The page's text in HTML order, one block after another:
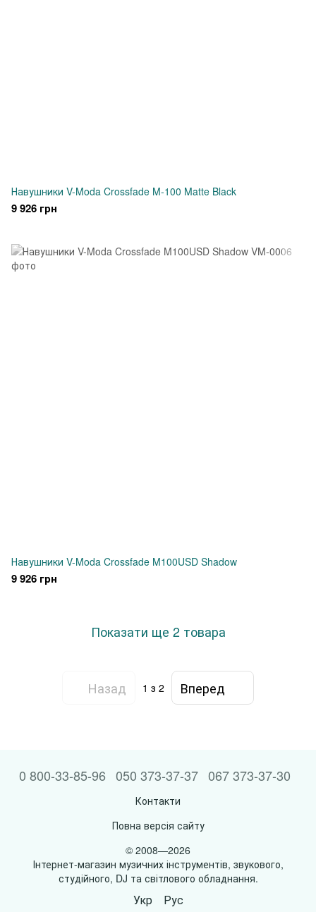
Навушники V-Moda Crossfade M-100 Matte Black
9 926 грн
Навушники V-Moda Crossfade M100USD Shadow
9 926 грн
Показати ще 2 товара
Назад 1 з 2 Вперед
0 800-33-85-96 050 373-37-37 067 373-37-30
Контакти
Повна версія сайту
© 2008—2026
Інтернет-магазин музичних інструментів, звукового,
студійного, DJ та світлового обладнання.
Укр Рус